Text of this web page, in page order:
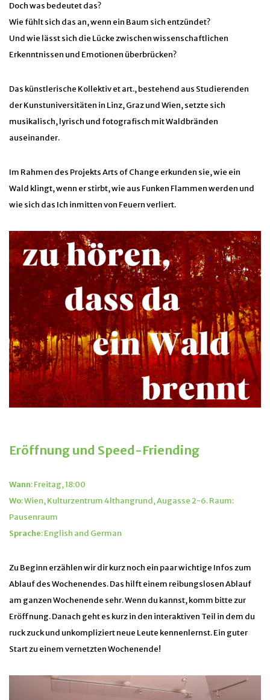
Doch was bedeutet das?
Wie fühlt sich das an, wenn ein Baum sich entzündet?
Und wie lässt sich die Lücke zwischen wissenschaftlichen
Erkenntnissen und Emotionen überbrücken?
Das künstlerische Kollektiv et art., bestehend aus Studierenden
der Kunstuniversitäten in Linz, Graz und Wien, setzte sich
musikalisch, lyrisch und fotografisch mit Waldbränden
auseinander.
Im Rahmen des Projekts Arts of Change erkunden sie, wie ein
Wald klingt, wenn er stirbt, wie aus Funken Flammen werden und
wie sich das Ich inmitten von Feuern verliert.
Eröffnung und Speed-Friending
Wann: Freitag, 18:00
Wo: Wien, Kulturzentrum 4lthangrund, Augasse 2-6. Raum:
Pausenraum
Sprache: English and German
Zu Beginn erzählen wir dir kurz noch ein paar wichtige Infos zum
Ablauf des Wochenendes. Das hilft einem reibungslosen Ablauf
am ganzen Wochenende sehr. Wenn du kannst, komm bitte zur
Eröffnung. Danach geht es kurz in den interaktiven Teil in dem du
ruck zuck und unkompliziert neue Leute kennenlernst. Ein guter
Start zu einem vernetzten Wochenende!